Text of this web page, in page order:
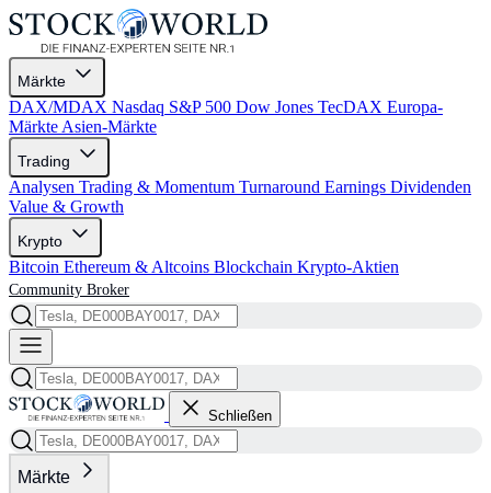
Märkte
DAX/MDAX Nasdaq S&P 500 Dow Jones TecDAX Europa-
Märkte Asien-Märkte
Trading
Analysen Trading & Momentum Turnaround Earnings Dividenden
Value & Growth
Krypto
Bitcoin Ethereum & Altcoins Blockchain Krypto-Aktien
Community Broker
Schließen
Märkte